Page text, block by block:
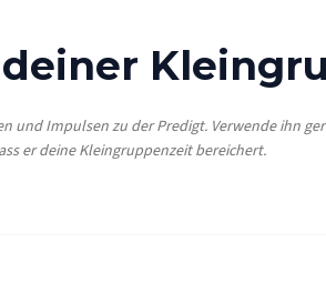
und Impulsen zu der Predigt. Verwende ihn
er deine Kleingruppenzeit bereichert.